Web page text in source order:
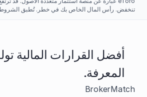
تنخفض. رأس المال الخاص بك في خطر. تُطبق الشروط.
أفضل القرارات المالية
المعرفة.
BrokerMatch